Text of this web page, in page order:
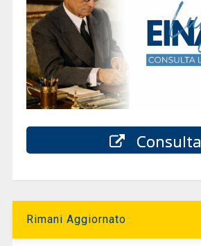
Consulta
Rimani Aggiornato